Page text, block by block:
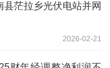
县茫拉乡光伏电站并网
2026-02-21